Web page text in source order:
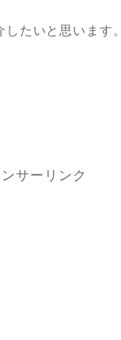
たいと思います。
サーリンク